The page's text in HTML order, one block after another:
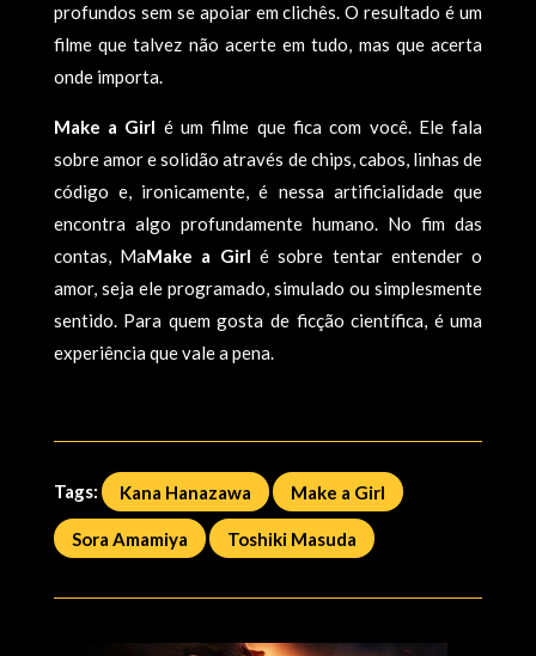
profundos sem se apoiar em clichês. O resultado é um
filme que talvez não acerte em tudo, mas que acerta
onde importa.
Make a Girl é um filme que fica com você. Ele fala
sobre amor e solidão através de chips, cabos, linhas de
código e, ironicamente, é nessa artificialidade que
encontra algo profundamente humano. No fim das
contas, MaMake a Girl é sobre tentar entender o
amor, seja ele programado, simulado ou simplesmente
sentido. Para quem gosta de ficção científica, é uma
experiência que vale a pena.
Tags: Kana Hanazawa Make a Girl
Sora Amamiya Toshiki Masuda